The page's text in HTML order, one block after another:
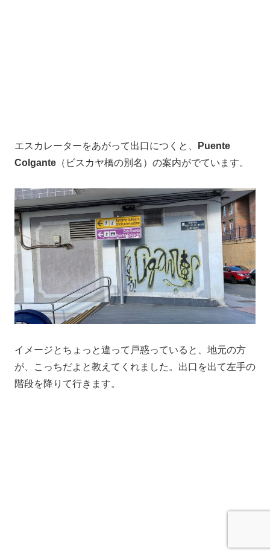
エスカレーターをあがって出口につくと、
Puente
Colgante （ビスカヤ橋の別名）の案内がでています。
イメージとちょっと違って戸惑っていると、地元の方
が、こっちだよと教えてくれました。出口を出て左手の
階段を降りて行きます。